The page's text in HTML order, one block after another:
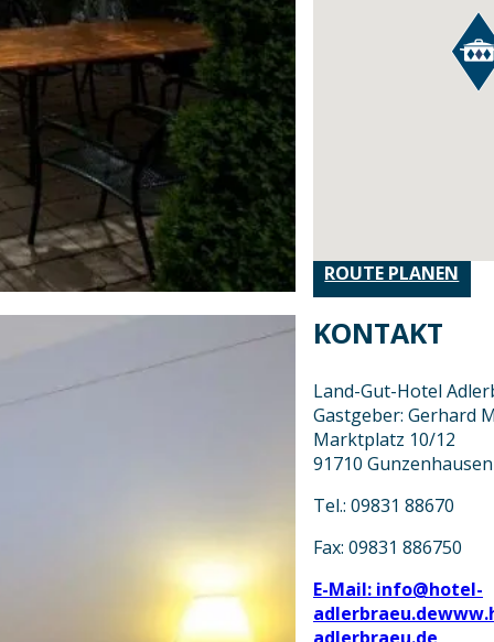
ROUTE PLANEN
KONTAKT
Land-Gut-Hotel
Gastgeber: Gerhard
Marktplatz 10/12
91710 Gunzenhausen
Tel.: 09831 88670
Fax: 09831 886750
E-Mail: info@hotel-
adlerbraeu.de